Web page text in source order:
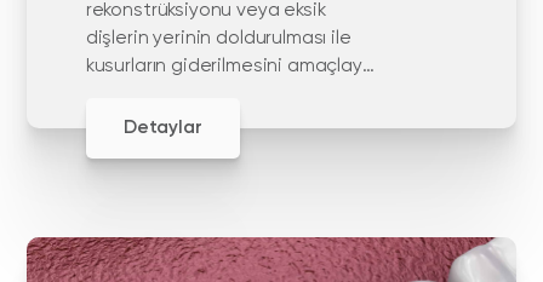
rekonstrüksiyonu veya eksik
dişlerin yerinin doldurulması ile
kusurların giderilmesini amaçlayan
Detaylar